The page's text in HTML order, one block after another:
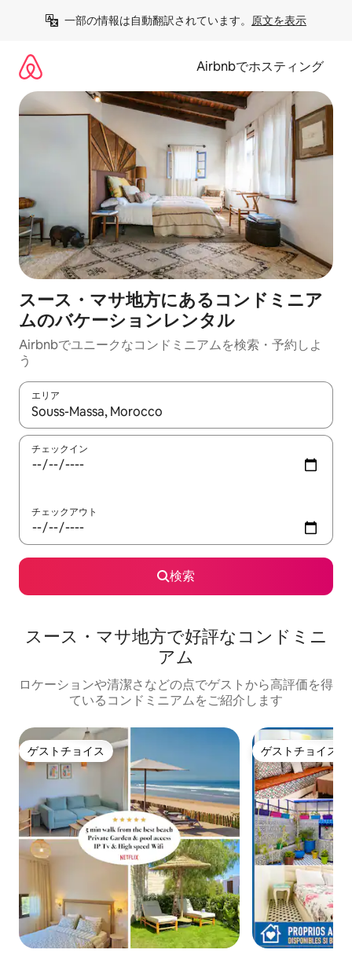
一部の情報は自動翻訳されています。 原文を表示
Airbnbでホスティング
スース・マサ地方にあるコンドミニア
ムのバケーションレンタル
Airbnbでユニークなコンドミニアムを検索・予約しよ
う
エリア
検索結果が表示されたら、上下の矢印キーを使って移動するか
チェックイン
チェックアウト
検索
スース・マサ地方で好評なコンドミニ
アム
ロケーションや清潔さなどの点でゲストから高評価を得
ているコンドミニアムをご紹介します
ゲストチョイス
ゲストチョイス ゲストチョイス
ゲストチョイス